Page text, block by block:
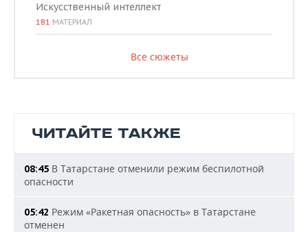
Искусственный интеллект
181 МАТЕРИАЛ
Все сюжеты
ЧИТАЙТЕ ТАКЖЕ
08:45 В Татарстане отменили режим беспилотной
опасности
05:42 Режим «Ракетная опасность» в Татарстане
отменен